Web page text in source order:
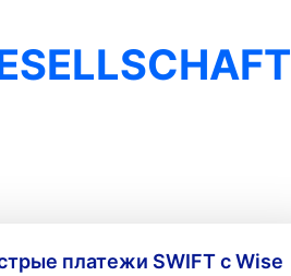
платежи SWIFT с Wise